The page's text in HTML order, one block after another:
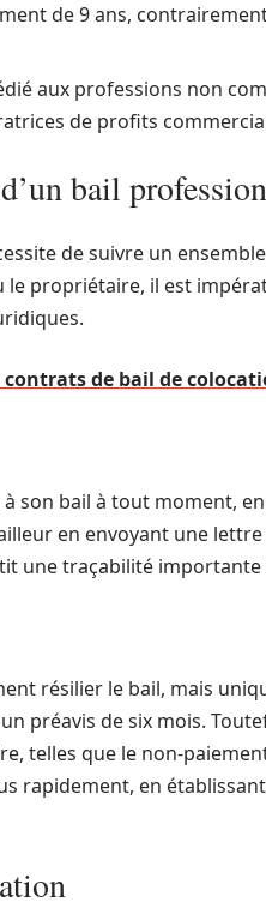
de 9 ans,
aux professions non
de profits
bail
de suivre un
propriétaire, il est
de bail de
son bail à tout moment,
en envoyant une
une traçabilité
résilier le bail, mais
préavis de six mois.
telles que le non-
rapidement, en